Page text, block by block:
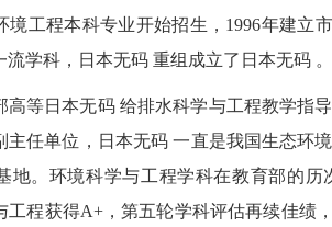
境工程本科专业开始招生，1996年建立
流学科，日本无码 重组成立了日本无码
高等日本无码 给排水科学与工程教学指
主任单位，日本无码 一直是我国生态环
地。环境科学与工程学科在教育部的
工程获得A+，第五轮学科评估再续佳绩